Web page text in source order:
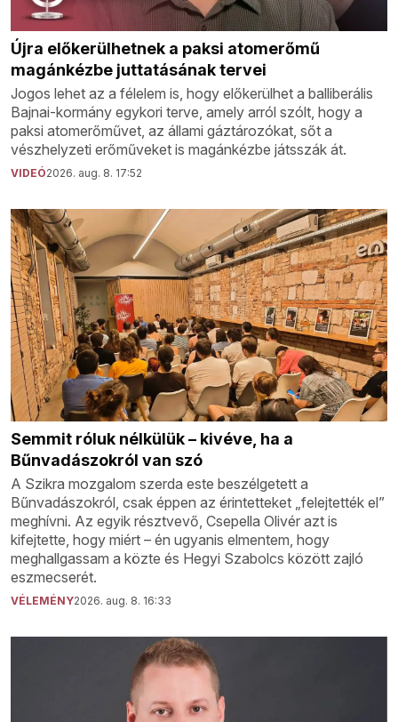
Újra előkerülhetnek a paksi atomerőmű
magánkézbe juttatásának tervei
Jogos lehet az a félelem is, hogy előkerülhet a balliberális
Bajnai-kormány egykori terve, amely arról szólt, hogy a
paksi atomerőművet, az állami gáztározókat, sőt a
vészhelyzeti erőműveket is magánkézbe játsszák át.
VIDEÓ2026. aug. 8. 17:52
Semmit róluk nélkülük – kivéve, ha a
Bűnvadászokról van szó
A Szikra mozgalom szerda este beszélgetett a
Bűnvadászokról, csak éppen az érintetteket „felejtették el”
meghívni. Az egyik résztvevő, Csepella Olivér azt is
kifejtette, hogy miért – én ugyanis elmentem, hogy
meghallgassam a közte és Hegyi Szabolcs között zajló
eszmecserét.
VÉLEMÉNY2026. aug. 8. 16:33